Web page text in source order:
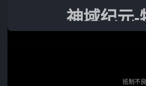
神域纪元-
剩余数量：
抵制不